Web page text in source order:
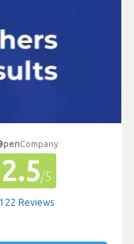
penCompany
2.5/5
122 Reviews